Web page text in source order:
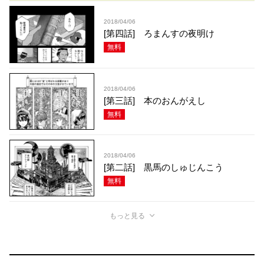
2018/04/06
[第四話] ろまんすの夜明け
無料
2018/04/06
[第三話] 本のおんがえし
無料
2018/04/06
[第二話] 黒馬のしゅじんこう
無料
もっと見る